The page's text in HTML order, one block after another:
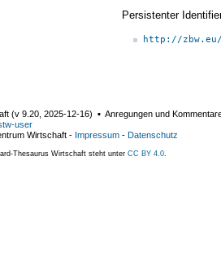
Persistenter
http://
(v 9.20 2025-12-16) ▪ Anregungen und
user
Wirtschaft - Impressum - Datenschutz
Thesaurus Wirtschaft steht unter CC BY 4.0